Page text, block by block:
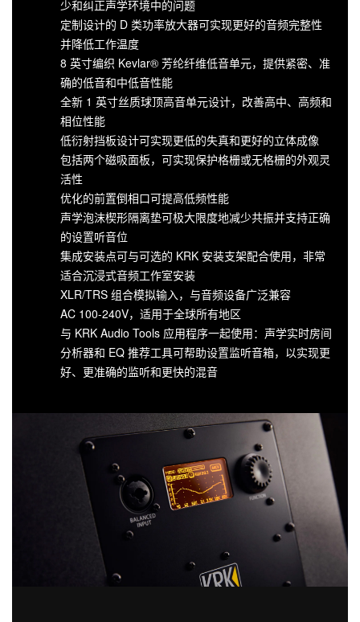
少和纠正声学环境中的问题
定制设计的 D 类功率放大器可实现更好的音频完整性
并降低工作温度
8 英寸编织 Kevlar® 芳纶纤维低音单元，提供紧密、准
确的低音和中低音性能
全新 1 英寸丝质球顶高音单元设计，改善高中、高频和
相位性能
低衍射挡板设计可实现更低的失真和更好的立体成像
包括两个磁吸面板，可实现保护格栅或无格栅的外观灵
活性
优化的前置倒相口可提高低频性能
声学泡沫楔形隔离垫可极大限度地减少共振并支持正确
的设置听音位
集成安装点可与可选的 KRK 安装支架配合使用，非常
适合沉浸式音频工作室安装
XLR/TRS 组合模拟输入，与音频设备广泛兼容
AC 100-240V，适用于全球所有地区
与 KRK Audio Tools 应用程序一起使用：声学实时房间
分析器和 EQ 推荐工具可帮助设置监听音箱，以实现更
好、更准确的监听和更快的混音